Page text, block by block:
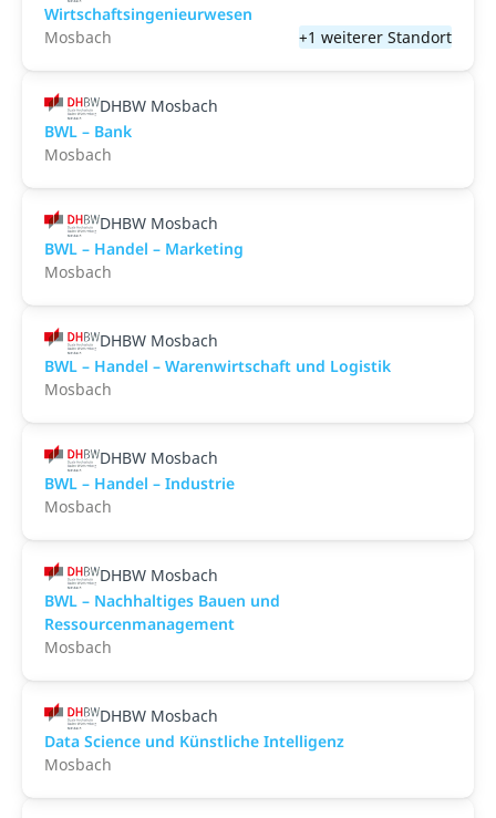
Wirtschaftsingenieurwesen
Mosbach
+1 weiterer Standort
DHBW Mosbach
BWL – Bank
Mosbach
DHBW Mosbach
BWL – Handel – Marketing
Mosbach
DHBW Mosbach
BWL – Handel – Warenwirtschaft und Logistik
Mosbach
DHBW Mosbach
BWL – Handel – Industrie
Mosbach
DHBW Mosbach
BWL – Nachhaltiges Bauen und
Ressourcenmanagement
Mosbach
DHBW Mosbach
Data Science und Künstliche Intelligenz
Mosbach